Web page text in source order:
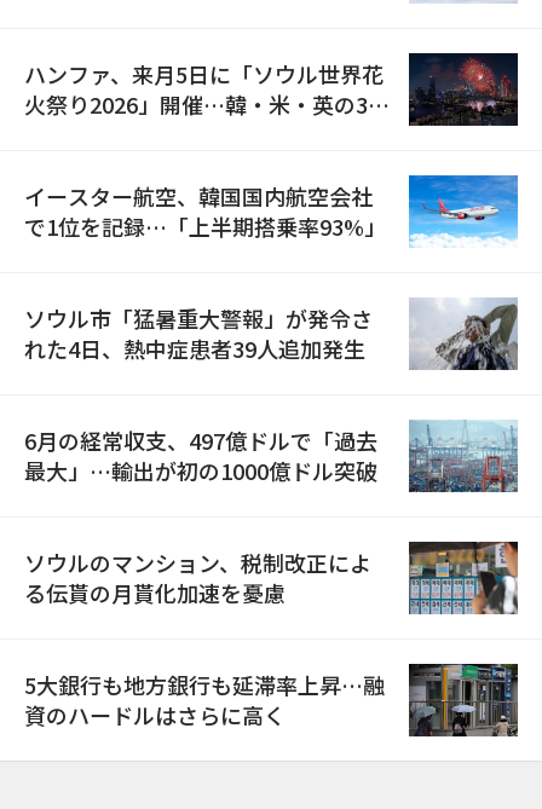
ハンファ、来月5日に「ソウル世界花
火祭り2026」開催…韓・米・英の3カ
イースター航空、韓国国内航空会社
で1位を記録…「上半期搭乗率93%」
ソウル市「猛暑重大警報」が発令さ
れた4日、熱中症患者39人追加発生
6月の経常収支、497億ドルで「過去
最大」…輸出が初の1000億ドル突破
ソウルのマンション、税制改正によ
る伝貰の月貰化加速を憂慮
5大銀行も地方銀行も延滞率上昇…融
資のハードルはさらに高く